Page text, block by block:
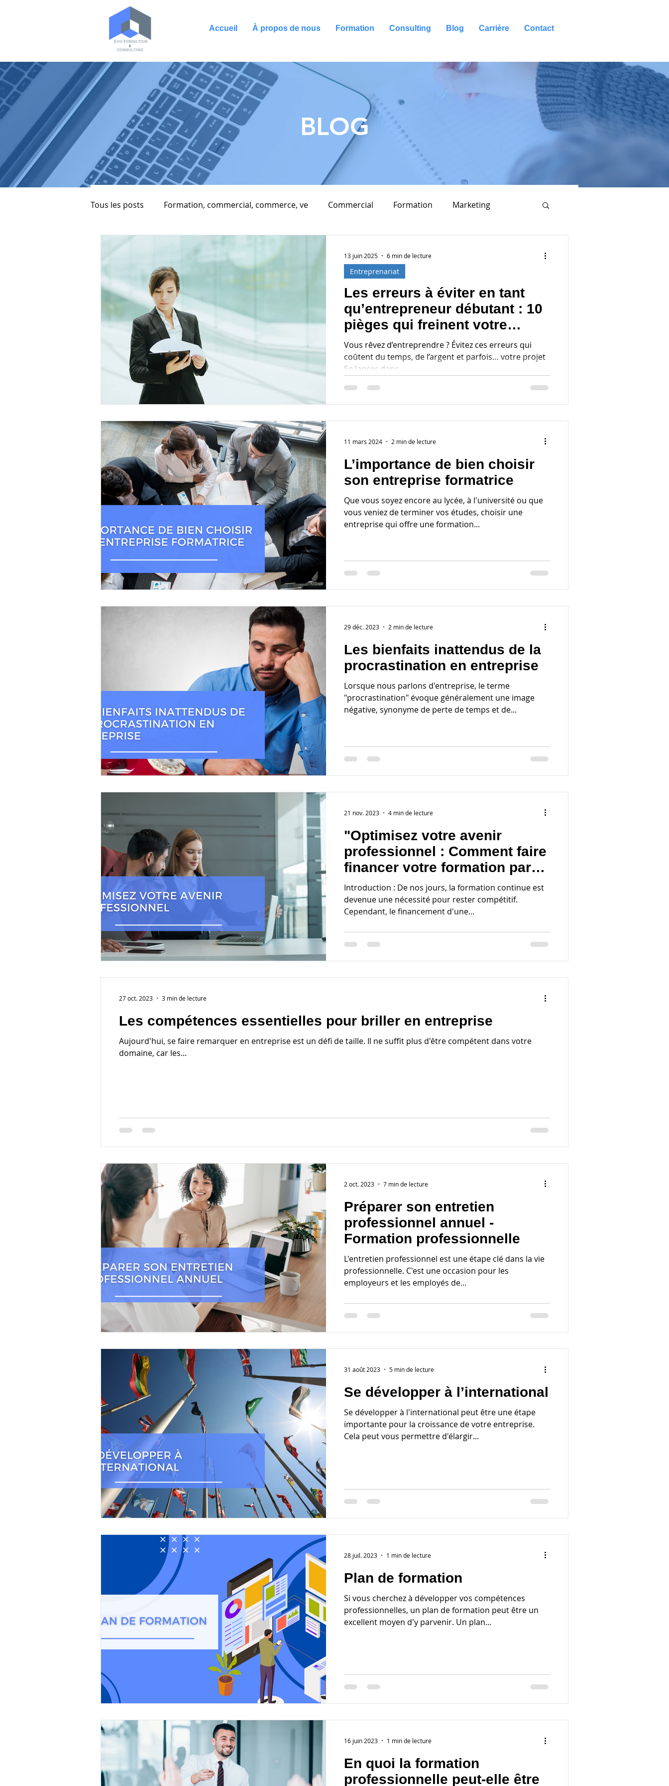
Accueil À propos de nous Formation Consulting Blog Carrière Contact
BLOG
Tous les posts Formation, commercial, commerce, ve Commercial Formation Marketing
Consulting Communication
Les erreurs à éviter en tant
qu’entrepreneur débutant : 10
pièges qui freinent votre
réussite
Vous rêvez d’entreprendre ? Évitez ces erreurs qui
coûtent du temps, de l’argent et parfois… votre projet
Se lancer dans...
Entreprenariat
13 juin 2025 6 min de lecture
L’importance de bien choisir
son entreprise formatrice
Que vous soyez encore au lycée, à l'université ou que
vous veniez de terminer vos études, choisir une
entreprise qui offre une formation...
11 mars 2024 2 min de lecture
Les bienfaits inattendus de la
procrastination en entreprise
Lorsque nous parlons d'entreprise, le terme
"procrastination" évoque généralement une image
négative, synonyme de perte de temps et de...
29 déc. 2023 2 min de lecture
"Optimisez votre avenir
professionnel : Comment faire
financer votre formation par
un OPCO"
Introduction : De nos jours, la formation continue est
devenue une nécessité pour rester compétitif.
Cependant, le financement d'une...
21 nov. 2023 4 min de lecture
Les compétences essentielles pour briller en entreprise
Aujourd'hui, se faire remarquer en entreprise est un défi de taille. Il ne suffit plus d'être compétent dans votre
domaine, car les...
27 oct. 2023 3 min de lecture
Préparer son entretien
professionnel annuel -
Formation professionnelle
L'entretien professionnel est une étape clé dans la vie
professionnelle. C'est une occasion pour les
employeurs et les employés de...
2 oct. 2023 7 min de lecture
Se développer à l’international
Se développer à l'international peut être une étape
importante pour la croissance de votre entreprise.
Cela peut vous permettre d'élargir...
31 août 2023 5 min de lecture
Plan de formation
Si vous cherchez à développer vos compétences
professionnelles, un plan de formation peut être un
excellent moyen d'y parvenir. Un plan...
28 juil. 2023 1 min de lecture
En quoi la formation
professionnelle peut-elle être
16 juin 2023 1 min de lecture